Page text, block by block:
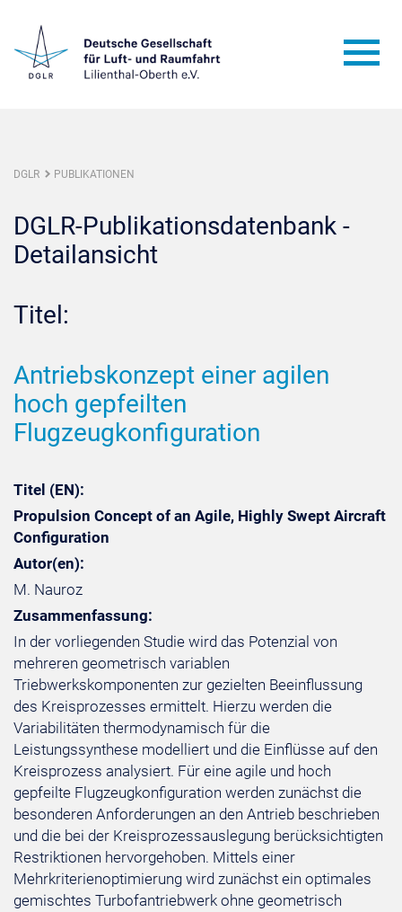
DGLR PUBLIKATIONEN
DGLR-Publikationsdatenbank -
Detailansicht
Titel:
Antriebskonzept einer agilen
hoch gepfeilten
Flugzeugkonfiguration
Titel (EN):
Propulsion Concept of an Agile, Highly Swept Aircraft
Configuration
Autor(en):
M. Nauroz
Zusammenfassung:
In der vorliegenden Studie wird das Potenzial von
mehreren geometrisch variablen
Triebwerkskomponenten zur gezielten Beeinflussung
des Kreisprozesses ermittelt. Hierzu werden die
Variabilitäten thermodynamisch für die
Leistungssynthese modelliert und die Einflüsse auf den
Kreisprozess analysiert. Für eine agile und hoch
gepfeilte Flugzeugkonfiguration werden zunächst die
besonderen Anforderungen an den Antrieb beschrieben
und die bei der Kreisprozessauslegung berücksichtigten
Restriktionen hervorgehoben. Mittels einer
Mehrkriterienoptimierung wird zunächst ein optimales
gemischtes Turbofantriebwerk ohne geometrisch